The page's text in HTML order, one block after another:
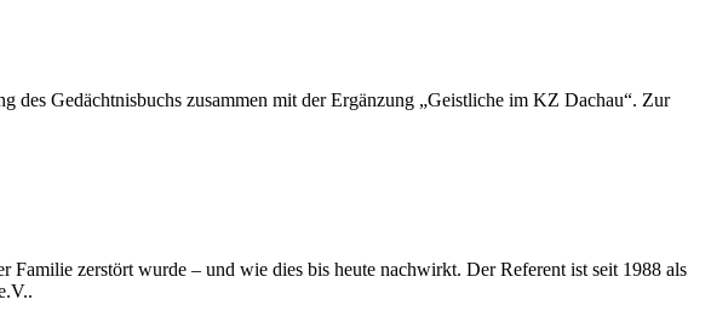
Gedächtnisbuchs zusammen mit der Ergänzung „Geistliche im KZ Dachau“. Zur
Familie zerstört wurde – und wie dies bis heute nachwirkt. Der Referent ist seit 1988 als